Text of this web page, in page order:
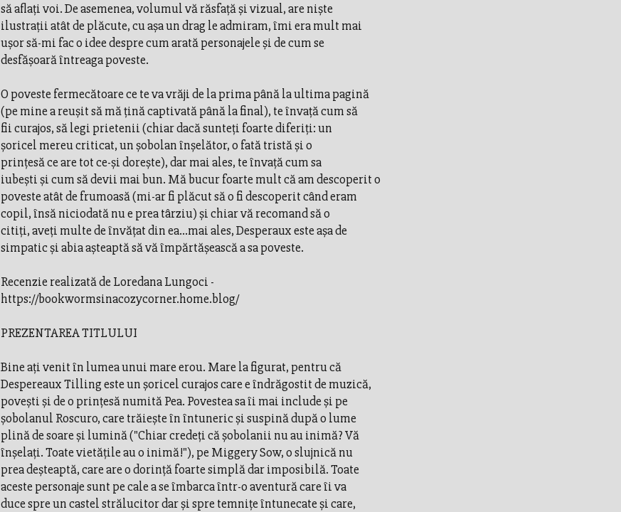
să aflaţi voi. De asemenea, volumul vă răsfaţă şi vizual, are nişte
ilustraţii atât de plăcute, cu aşa un drag le admiram, îmi era mult mai
uşor să-mi fac o idee despre cum arată personajele şi de cum se
desfăşoară întreaga poveste.
O poveste fermecătoare ce te va vrăji de la prima până la ultima pagină
(pe mine a reuşit să mă ţină captivată până la final), te învaţă cum să
fii curajos, să legi prietenii (chiar dacă sunteţi foarte diferiţi: un
şoricel mereu criticat, un şobolan înşelător, o fată tristă şi o
prinţesă ce are tot ce-şi doreşte), dar mai ales, te învaţă cum sa
iubeşti şi cum să devii mai bun. Mă bucur foarte mult că am descoperit o
poveste atât de frumoasă (mi-ar fi plăcut să o fi descoperit când eram
copil, însă niciodată nu e prea târziu) şi chiar vă recomand să o
citiţi, aveţi multe de învăţat din ea…mai ales, Desperaux este aşa de
simpatic şi abia aşteaptă să vă împărtăşească a sa poveste.
Recenzie realizată de Loredana Lungoci -
https://bookwormsinacozycorner.home.blog/
PREZENTAREA TITLULUI
Bine aţi venit în lumea unui mare erou. Mare la figurat, pentru că
Despereaux Tilling este un şoricel curajos care e îndrăgostit de muzică,
poveşti şi de o prinţesă numită Pea. Povestea sa îi mai include şi pe
şobolanul Roscuro, care trăieşte în întuneric şi suspină după o lume
plină de soare şi lumină ("Chiar credeţi că şobolanii nu au inimă? Vă
înşelaţi. Toate vietăţile au o inimă!"), pe Miggery Sow, o slujnică nu
prea deşteaptă, care are o dorinţă foarte simplă dar imposibilă. Toate
aceste personaje sunt pe cale a se îmbarca într-o aventură care îi va
duce spre un castel strălucitor dar şi spre temniţe întunecate şi care,